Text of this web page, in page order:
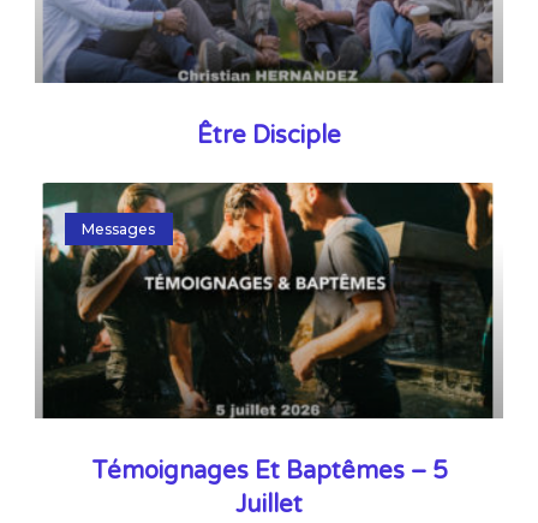
Être Disciple
Messages
Témoignages Et Baptêmes – 5
Juillet